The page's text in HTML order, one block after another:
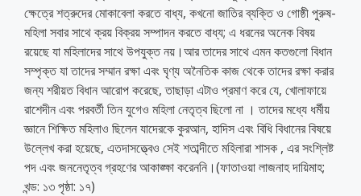
ক্ষেত্রে শত্রুদের মোকাবেলা করতে বাধ্য, কখনো জাতির ব্যক্তি ও গোষ্ঠী পুরুষ-
মহিলা সবার সাথে ক্রয় বিক্রয় সম্পাদন করতে বাধ্য; এ ধরনের অনেক বিষয়
রয়েছে যা মহিলাদের সাথে উপযুক্ত নয়।আর তাদের সাথে এমন কতগুলো বিধান
সম্পৃক্ত যা তাদের সম্মান রক্ষা এবং ঘৃণ্য অনৈতিক কাজ থেকে তাদের রক্ষা করার
জন্য শরীয়ত বিধান আরোপ করেছে, তাছাড়া এটাও প্রমাণ করে যে, খোলাফায়ে
রাশেদীন এবং পরবর্তী তিন যুগেও মহিলা নেতৃত্ব ছিলো না । তাদের মধ্যে ধর্মীয়
জ্ঞানে শিক্ষিত মহিলাও ছিলেন যাদেরকে কুরআন, হাদিস এবং বিধি বিধানের বিষয়ে
উল্লেখ করা হয়েছে, এতদাসত্ত্বেও সেই শতাব্দীতে মহিলারা শাসক , এর সংশ্লিষ্ট
পদ এবং জননেতৃত্ব গ্রহণের আকাঙ্ক্ষা করেননি।(ফাতাওয়া লাজনাহ দায়িমাহ;
খন্ড: ১৩ পৃষ্ঠা: ১৭)